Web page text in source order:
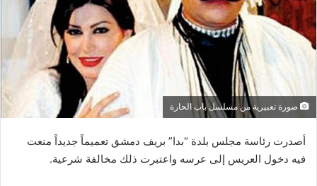
صورة تعبيرية من مسلسل باب الحارة
أصدرت رئاسة مجلس بلدة “بدا” بريف دمشق تعميماً جديداً منعت
فيه دخول العريس إلى عرسه واعتبرت ذلك مخالفة شرعية.